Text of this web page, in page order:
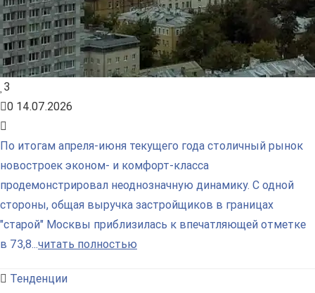
3
0 14.07.2026
По итогам апреля-июня текущего года столичный рынок
новостроек эконом- и комфорт-класса
продемонстрировал неоднозначную динамику. С одной
стороны, общая выручка застройщиков в границах
"старой" Москвы приблизилась к впечатляющей отметке
в 73,8...читать полностью
Тенденции